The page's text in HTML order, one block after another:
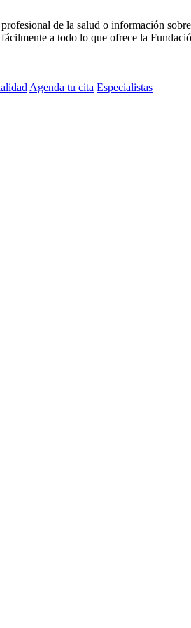
de la salud o información
a todo lo que ofrece la
Agenda tu cita Especialistas